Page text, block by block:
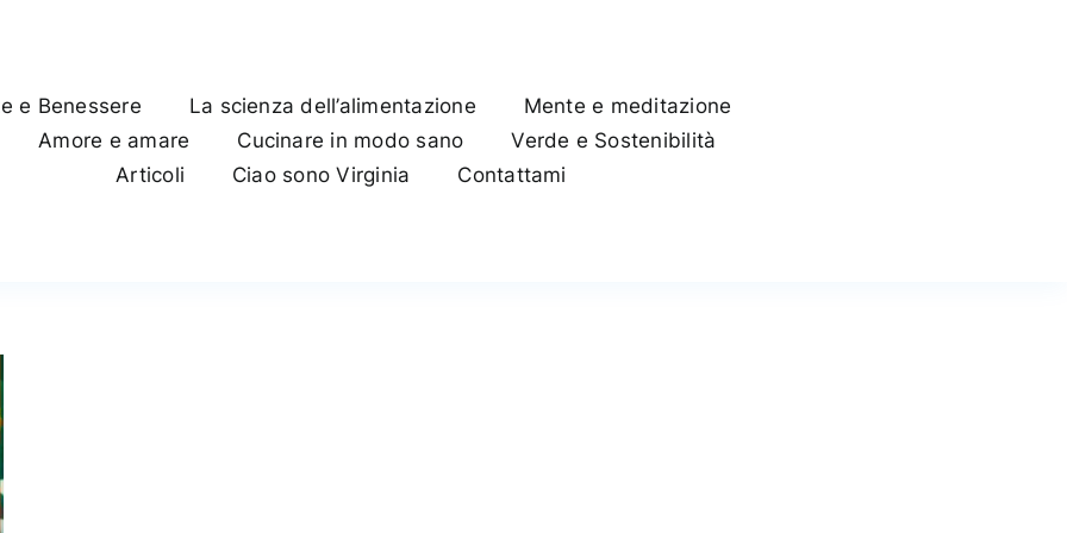
e Benessere
La scienza dell’alimentazione
Mente e meditazione
Amore e amare Cucinare in modo sano
Verde e Sostenibilità
Articoli
Ciao sono Virginia Contattami